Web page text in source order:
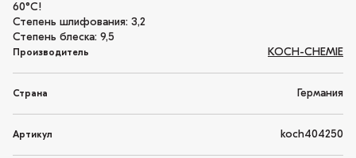
60°С!
Степень шлифования: 3,2
Степень блеска: 9,5
Производитель KOCH-CHEMIE
Страна Германия
Артикул koch404250